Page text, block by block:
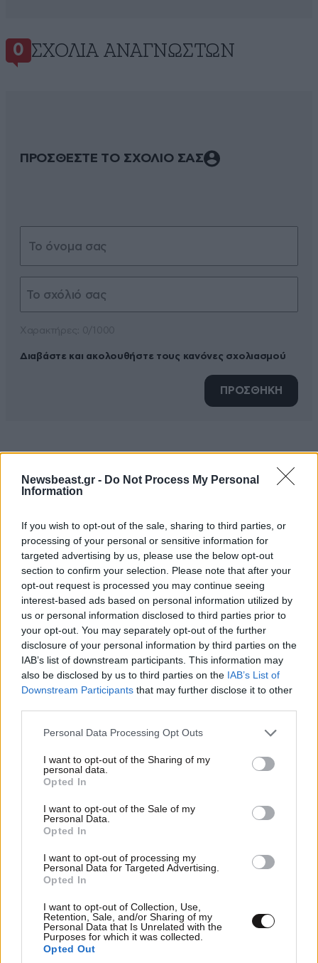
Newsbeast.gr - Do Not Process My Personal
Information
If you wish to opt-out of the sale, sharing to third parties, or
processing of your personal or sensitive information for
targeted advertising by us, please use the below opt-out
section to confirm your selection. Please note that after your
opt-out request is processed you may continue seeing
interest-based ads based on personal information utilized by
us or personal information disclosed to third parties prior to
your opt-out. You may separately opt-out of the further
disclosure of your personal information by third parties on the
IAB’s list of downstream participants. This information may
also be disclosed by us to third parties on the IAB’s List of
Downstream Participants that may further disclose it to other
Please note that this website/app uses one or more Google
not limited to your visit or usage behaviour. You may click to
grant or deny consent to Google and its third-party tags to
use your data for below specified purposes in below Google
consent section.
Personal Data Processing Opt Outs
I want to opt-out of the Sharing of my
personal data.
Opted In
I want to opt-out of the Sale of my
Personal Data.
Opted In
I want to opt-out of processing my
Personal Data for Targeted Advertising.
Opted In
I want to opt-out of Collection, Use,
Retention, Sale, and/or Sharing of my
Personal Data that Is Unrelated with the
Purposes for which it was collected.
Opted Out
0 ΣΧΌΛΙΑ ΑΝΑΓΝΩΣΤΏΝ
ΠΡΟΣΘΕΣΤΕ ΤΟ ΣΧΟΛΙΟ ΣΑΣ
Διαβάστε και ακολουθήστε τους κανόνες σχολιασμού
ΠΡΟΣΘΗΚΗ
που φέρεται να βρίσκεται πίσω του – Τι ορίζει ο
όρος Greek Mafia